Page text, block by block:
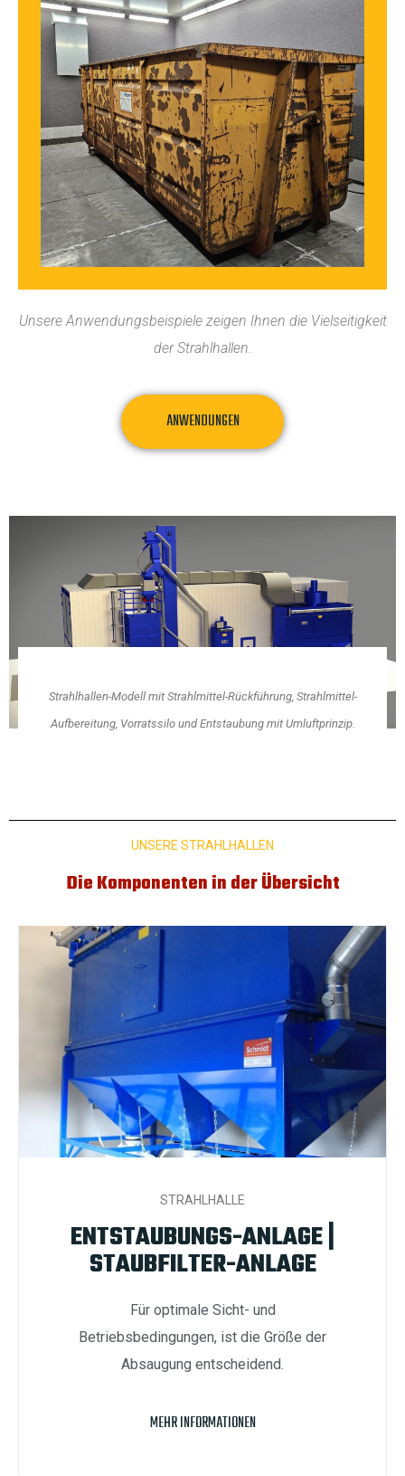
Unsere Anwendungsbeispiele zeigen Ihnen die Vielseitigkeit
der Strahlhallen.
ANWENDUNGEN
Strahlhallen-Modell mit Strahlmittel-Rückführung, Strahlmittel-
Aufbereitung, Vorratssilo und Entstaubung mit Umluftprinzip.
UNSERE STRAHLHALLEN
Die Komponenten in der Übersicht
STRAHLHALLE
ENTSTAUBUNGS-ANLAGE |
STAUBFILTER-ANLAGE
Für optimale Sicht- und
Betriebsbedingungen, ist die Größe der
Absaugung entscheidend.
MEHR INFORMATIONEN